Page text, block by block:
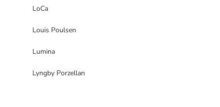
LoCa
Louis Poulsen
Lumina
Lyngby Porzellan